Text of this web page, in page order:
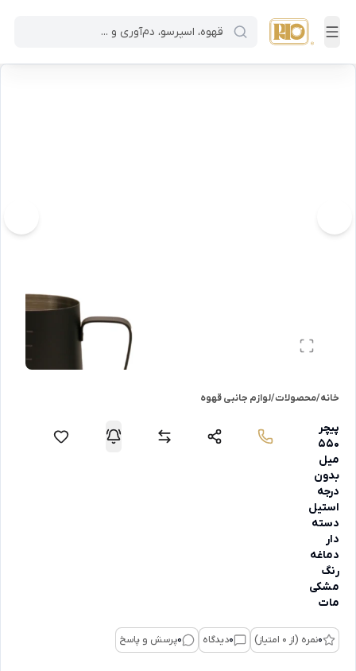
خانه/محصولات/لوازم جانبی قهوه
پیچر
550
میل
بدون
درجه
استیل
دسته
دار
دماغه
رنگ
مشکی
مات
0نمره (از 0 امتیاز) 0دیدگاه 0پرسش و پاسخ